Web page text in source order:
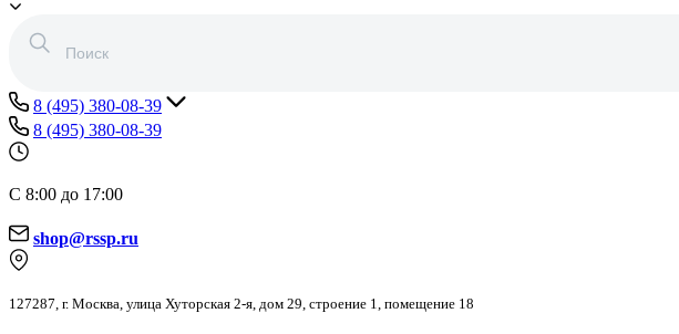
8 (495) 380-08-39
8 (495) 380-08-39
С 8:00 до 17:00
shop@rssp.ru
127287, г. Москва, улица Хуторская 2-я, дом 29, строение 1, помещение 18